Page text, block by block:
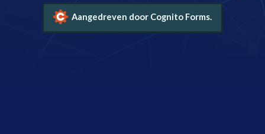
Aangedreven door Cognito Forms.